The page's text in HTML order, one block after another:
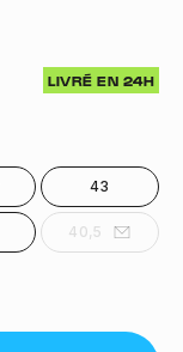
LIVRÉ EN 24H
43
40,5